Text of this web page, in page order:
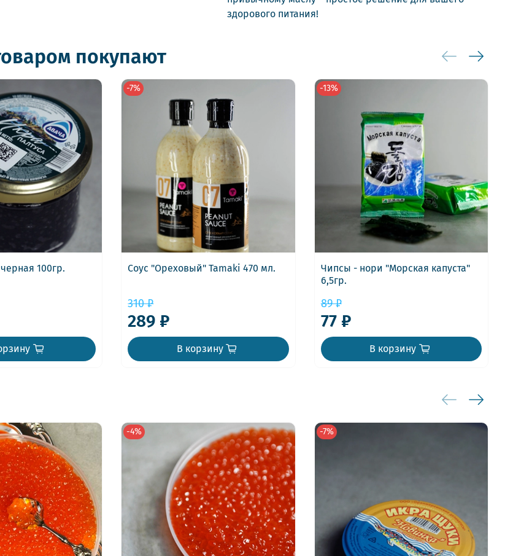
здорового питания!
покупают
100гр.
-7%
Соус "Ореховый" Tamaki 470 мл.
310 ₽
289 ₽
В корзину
-13%
Чипсы - нори "Морская капуста"
6,5гр.
89 ₽
77 ₽
В корзину
-4% -7%